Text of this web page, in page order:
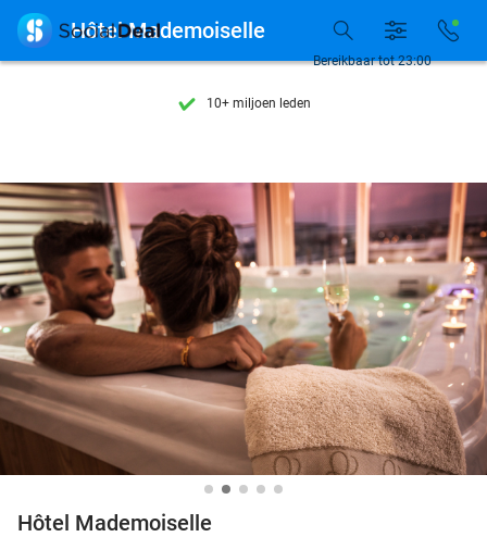
7 dagen per week beschikbaar
10+ miljoen leden
7 dagen per week beschikbaar
10+ miljoen leden
Bereikbaar tot 23:00
 Hôtel Mademoiselle
Hôtel Mademoiselle